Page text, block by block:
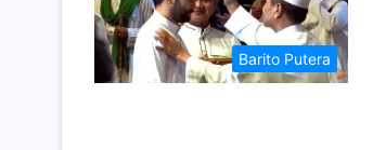
Barito Putera